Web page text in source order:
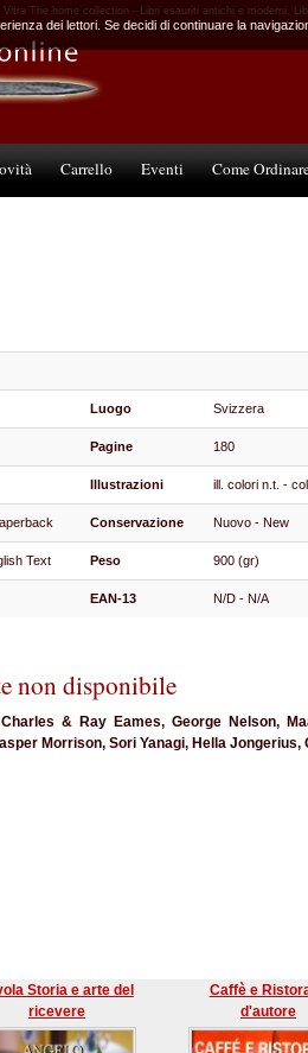
Vitra The home collection - Libri esauriti antichi e moderni.
Carrello Eventi Come
Luogo Svizzera
Pagine 180
Illustrazioni ill. colori n.t. -
Conservazione Nuovo - New
Text Peso 900 (gr)
EAN-13 N/D - N/A
non disponibile
& Ray Eames, George Nelson,
Morrison, Sori Yanagi, Hella Jongerius,
Storia e arte del
ricevere
Caffè e
d'autore
dei lettori. Se decidi di continuare la